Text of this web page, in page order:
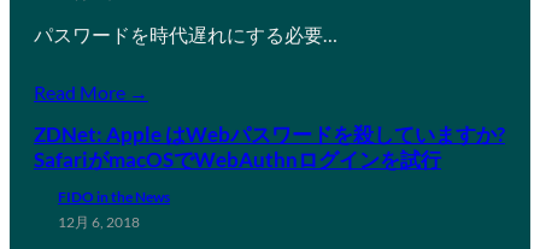
パスワードを時代遅れにする必要…
Read More →
ZDNet: Apple はWebパスワードを殺していますか?
SafariがmacOSでWebAuthnログインを試行
FIDO in the News
12月 6, 2018